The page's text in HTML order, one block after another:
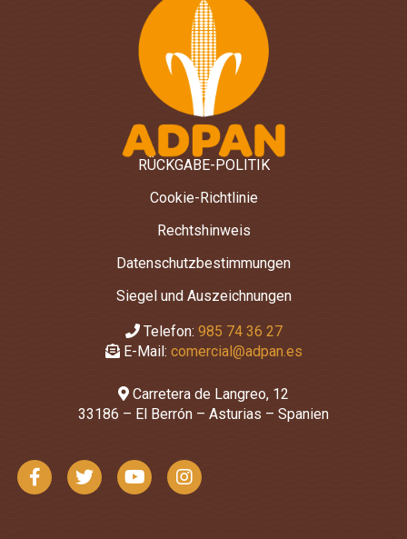
RÜCKGABE-POLITIK
Cookie-Richtlinie
Rechtshinweis
Datenschutzbestimmungen
Siegel und Auszeichnungen
Telefon: 985 74 36 27
E-Mail: comercial@adpan.es
Carretera de Langreo, 12
33186 – El Berrón – Asturias – Spanien